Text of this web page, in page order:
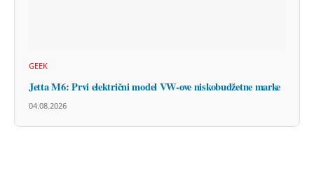
GEEK
Jetta M6: Prvi električni model VW-ove niskobudžetne marke
04.08.2026